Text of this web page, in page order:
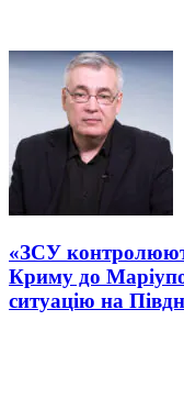
«ЗСУ
Криму до
ситуацію на